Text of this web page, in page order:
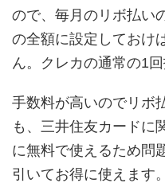
ので、毎月のリボ払い
の全額に設定しておけ
ん。クレカの通常の1
手数料が高いのでリボ
も、三井住友カードに
に無料で使えるため問
引いてお得に使えます。